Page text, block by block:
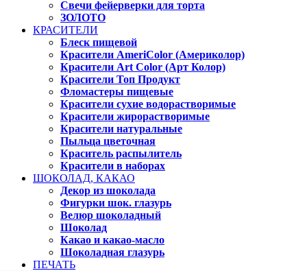
Свечи фейерверки для торта
ЗОЛОТО
КРАСИТЕЛИ
Блеск пищевой
Красители AmeriColor (Америколор)
Красители Art Color (Арт Колор)
Красители Топ Продукт
Фломастеры пищевые
Красители сухие водорастворимые
Красители жирорастворимые
Красители натуральные
Пыльца цветочная
Краситель распылитель
Красители в наборах
ШОКОЛАД, КАКАО
Декор из шоколада
Фигурки шок. глазурь
Велюр шоколадный
Шоколад
Какао и какао-масло
Шоколадная глазурь
ПЕЧАТЬ